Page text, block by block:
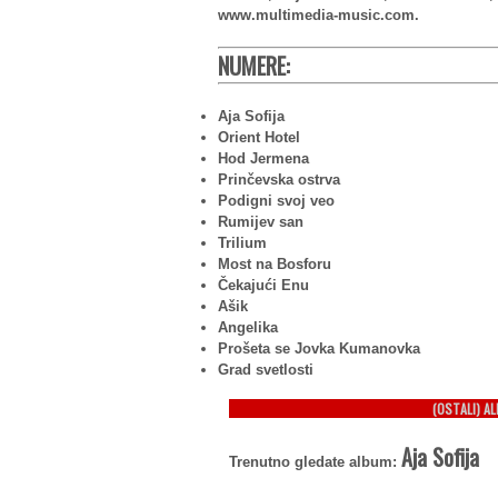
www.multimedia-music.com.
NUMERE:
Aja Sofija
Orient Hotel
Hod Jermena
Prinčevska ostrva
Podigni svoj veo
Rumijev san
Trilium
Most na Bosforu
Čekajući Enu
Ašik
Angelika
Prošeta se Jovka Kumanovka
Grad svetlosti
(OSTALI)
Trenutno gledate album: Aja Sofija